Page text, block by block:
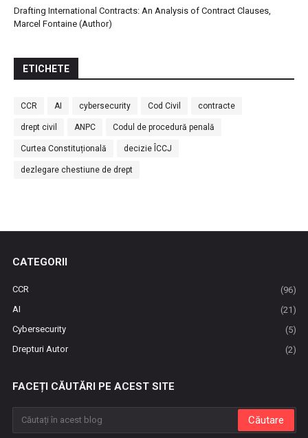
Drafting International Contracts: An Analysis of Contract Clauses,
Marcel Fontaine (Author)
ETICHETE
CCR AI cybersecurity Cod Civil contracte
drept civil ANPC Codul de procedură penală
Curtea Constituțională decizie ÎCCJ
dezlegare chestiune de drept
CATEGORII
CCR
(96)
AI
(21)
Cybersecurity
(5)
Drepturi Autor
(2)
FACEȚI CĂUTĂRI PE ACEST SITE